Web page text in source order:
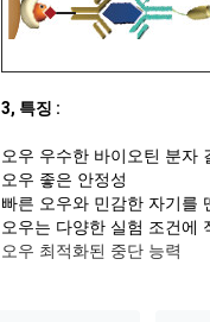
3, 특징 :
오우 우수한 바이오틴 분자
오우 좋은 안정성
빠른 오우와 민감한 자기를
오우는 다양한 실험 조건에
오우 최적화된 중단 능력